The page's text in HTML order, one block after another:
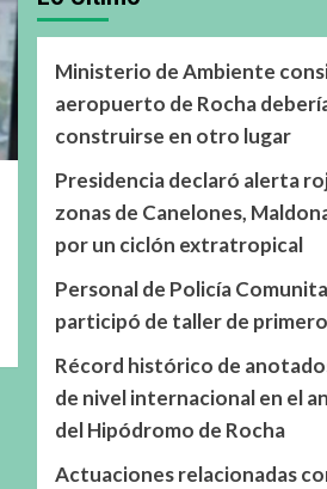
Ministerio de Ambiente
aeropuerto de Rocha
construirse en otro lugar
Presidencia declaró alerta
zonas de Canelones,
por un ciclón extratropical
Personal de Policía
participó de taller de
Récord histórico de
de nivel internacional en el
del Hipódromo de Rocha
Actuaciones relacionadas